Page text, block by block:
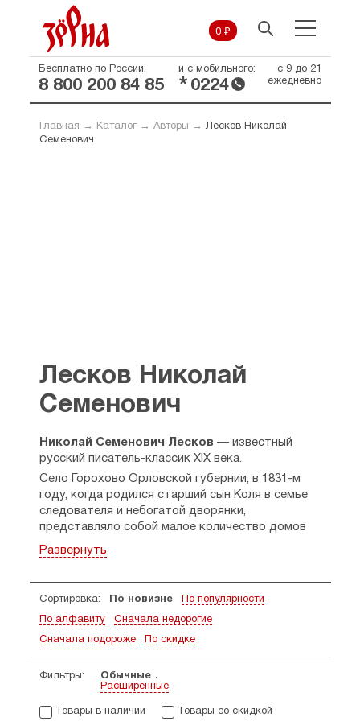
0 ₽
Бесплатно по России:
8 800 200 84 85
и с мобильного:
* 0224
с 9 до 21
ежедневно
Главная → Каталог→ Авторы → Лесков Николай
Семенович
Лесков Николай
Семенович
Николай Семенович Лесков — известный
русский писатель-классик XIX века.
Село Горохово Орловской губернии, в 1831-м
году, когда родился старший сын Коля в семье
следователя и небогатой дворянки,
представляло собой малое количество домов
и деревянную Трехсвятительскую церквушку,
перевезенную в дальнейшем в село Березово,
Леска дед, прадед и прапрадед были
священниками. Отсюда и образовалась
фамилия Лесковых. В Горохове же жили
родственники матери Николая — Страховы, где
мальчик и провел детство до 8-ми лет.
Двоюродные братья и сестры не любили парня
из-за его способностей к наукам. Потому
Развернуть
Сортировка: По новизне По популярности
По алфавиту Сначала недорогие
Сначала подороже По скидке
Фильтры:
Обычные
Расширенные
Товары в наличии Товары со скидкой